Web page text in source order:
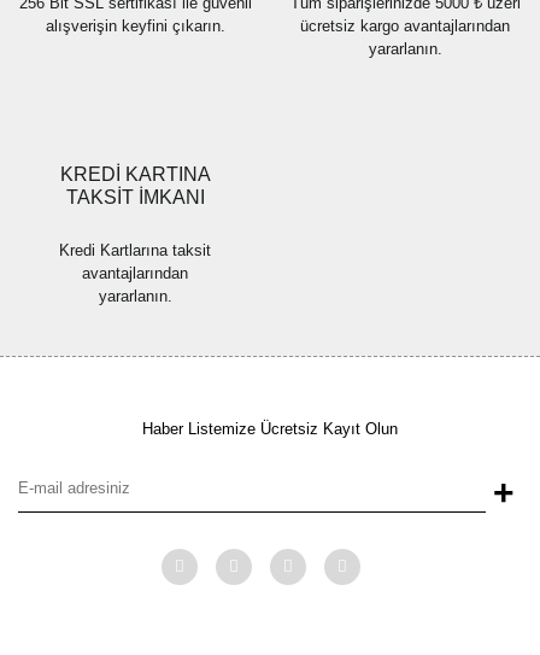
alışverişin keyfini çıkarın.
ücretsiz kargo avantajlarından
yararlanın.
KREDİ KARTINA
TAKSİT İMKANI
Kredi Kartlarına taksit
avantajlarından
yararlanın.
Haber Listemize Ücretsiz Kayıt Olun
+